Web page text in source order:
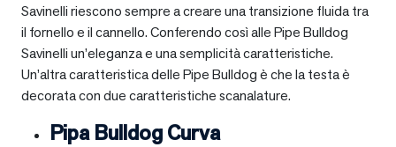
Savinelli riescono sempre a creare una transizione fluida tra
il fornello e il cannello. Conferendo così alle Pipe Bulldog
Savinelli un’eleganza e una semplicità caratteristiche.
Un’altra caratteristica delle Pipe Bulldog è che la testa è
decorata con due caratteristiche scanalature.
Pipa Bulldog Curva